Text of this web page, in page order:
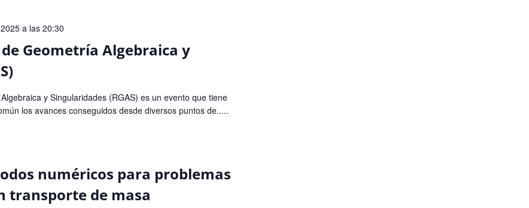
Geometría Algebraica y
a las 20:30
y Singularidades (RGAS) es un evento que tiene
los avances conseguidos desde diversos puntos de.....
numéricos para problemas
transporte de masa